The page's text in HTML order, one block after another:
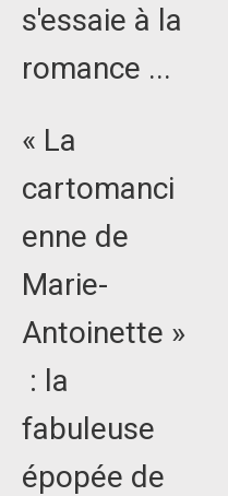
s'essaie à la
romance ...
« La
cartomanci
enne de
Marie-
Antoinette »
: la
fabuleuse
épopée de